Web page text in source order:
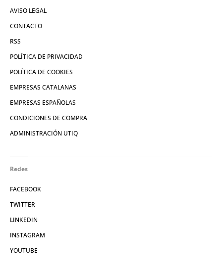
AVISO LEGAL
CONTACTO
RSS
POLÍTICA DE PRIVACIDAD
POLÍTICA DE COOKIES
EMPRESAS CATALANAS
EMPRESAS ESPAÑOLAS
CONDICIONES DE COMPRA
ADMINISTRACIÓN UTIQ
Redes
FACEBOOK
TWITTER
LINKEDIN
INSTAGRAM
YOUTUBE